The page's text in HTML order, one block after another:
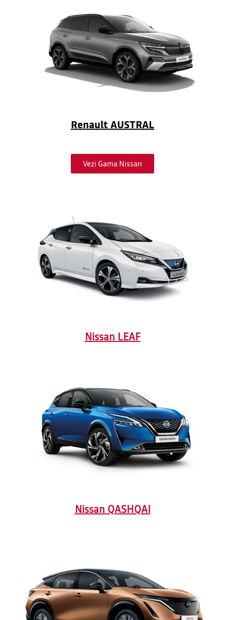
Renault AUSTRAL
Vezi Gama Nissan
Nissan LEAF
Nissan QASHQAI